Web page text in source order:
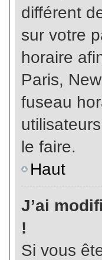
différent
sur votre
horaire
Paris,
fuseau
le faire.
Haut
J’ai
!
Si vous